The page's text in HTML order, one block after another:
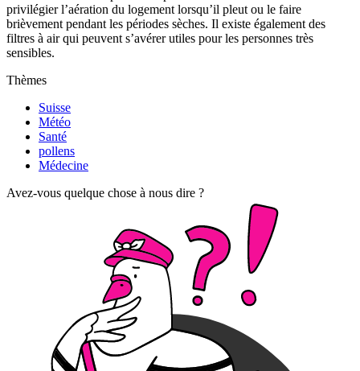
privilégier l’aération du logement lorsqu’il pleut ou le faire
brièvement pendant les périodes sèches. Il existe également des
filtres à air qui peuvent s’avérer utiles pour les personnes très
sensibles.
Thèmes
Suisse
Météo
Santé
pollens
Médecine
Avez-vous quelque chose à nous dire ?